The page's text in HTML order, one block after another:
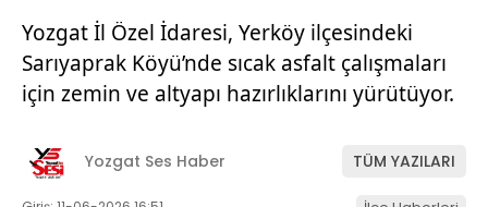
Yozgat İl Özel İdaresi, Yerköy ilçesindeki
Sarıyaprak Köyü’nde sıcak asfalt çalışmaları
için zemin ve altyapı hazırlıklarını yürütüyor.
Yozgat Ses Haber TÜM YAZILARI